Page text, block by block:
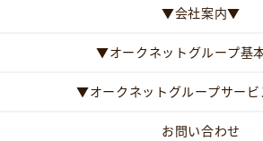
▼会社案内▼
▼オークネットグループ基
▼オークネットグループサー
お問い合わせ